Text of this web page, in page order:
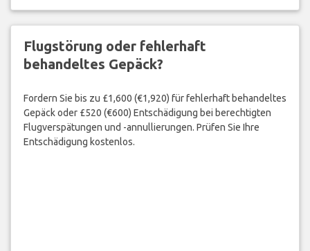
Flugstörung oder fehlerhaft
behandeltes Gepäck?
Fordern Sie bis zu £1,600 (€1,920) für fehlerhaft behandeltes
Gepäck oder £520 (€600) Entschädigung bei berechtigten
Flugverspätungen und -annullierungen. Prüfen Sie Ihre
Entschädigung kostenlos.